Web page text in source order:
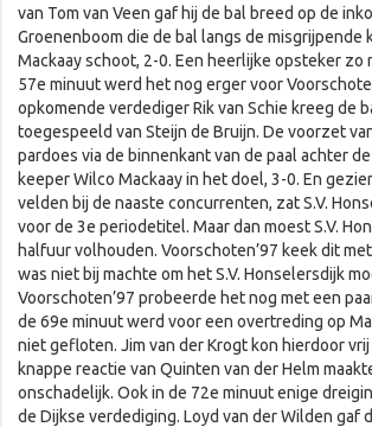
van Tom van Veen gaf hij de bal breed op de
Groenenboom die de bal langs de misgrijpende
Mackaay schoot, 2-0. Een heerlijke opsteker zo
57e minuut werd het nog erger voor
opkomende verdediger Rik van Schie kreeg de
toegespeeld van Steijn de Bruijn. De voorzet
pardoes via de binnenkant van de paal achter
keeper Wilco Mackaay in het doel, 3-0. En
velden bij de naaste concurrenten, zat S.V.
voor de 3e periodetitel. Maar dan moest S.V.
halfuur volhouden. Voorschoten’97 keek dit
was niet bij machte om het S.V. Honselersdijk
Voorschoten’97 probeerde het nog met een
de 69e minuut werd voor een overtreding op
niet gefloten. Jim van der Krogt kon hierdoor
knappe reactie van Quinten van der Helm
onschadelijk. Ook in de 72e minuut enige
de Dijkse verdediging. Loyd van der Wilden gaf